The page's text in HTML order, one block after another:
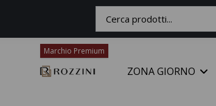
Marchio Premium
ZONA GIORNO